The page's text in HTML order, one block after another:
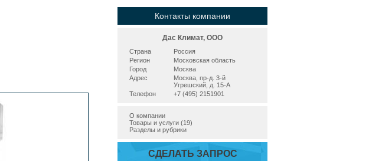
Контакты компании
Дас Климат, ООО
Страна
Россия
Регион
Московская область
Город
Москва
Адрес
Москва, пр-д. 3-й
Угрешский, д. 15-А
Телефон
+7 (495) 2151901
О компании
Товары и услуги (19)
Разделы и рубрики
СДЕЛАТЬ ЗАПРОС